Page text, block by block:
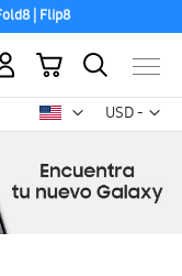
| Flip8
USD -
dólar
Mi carrito